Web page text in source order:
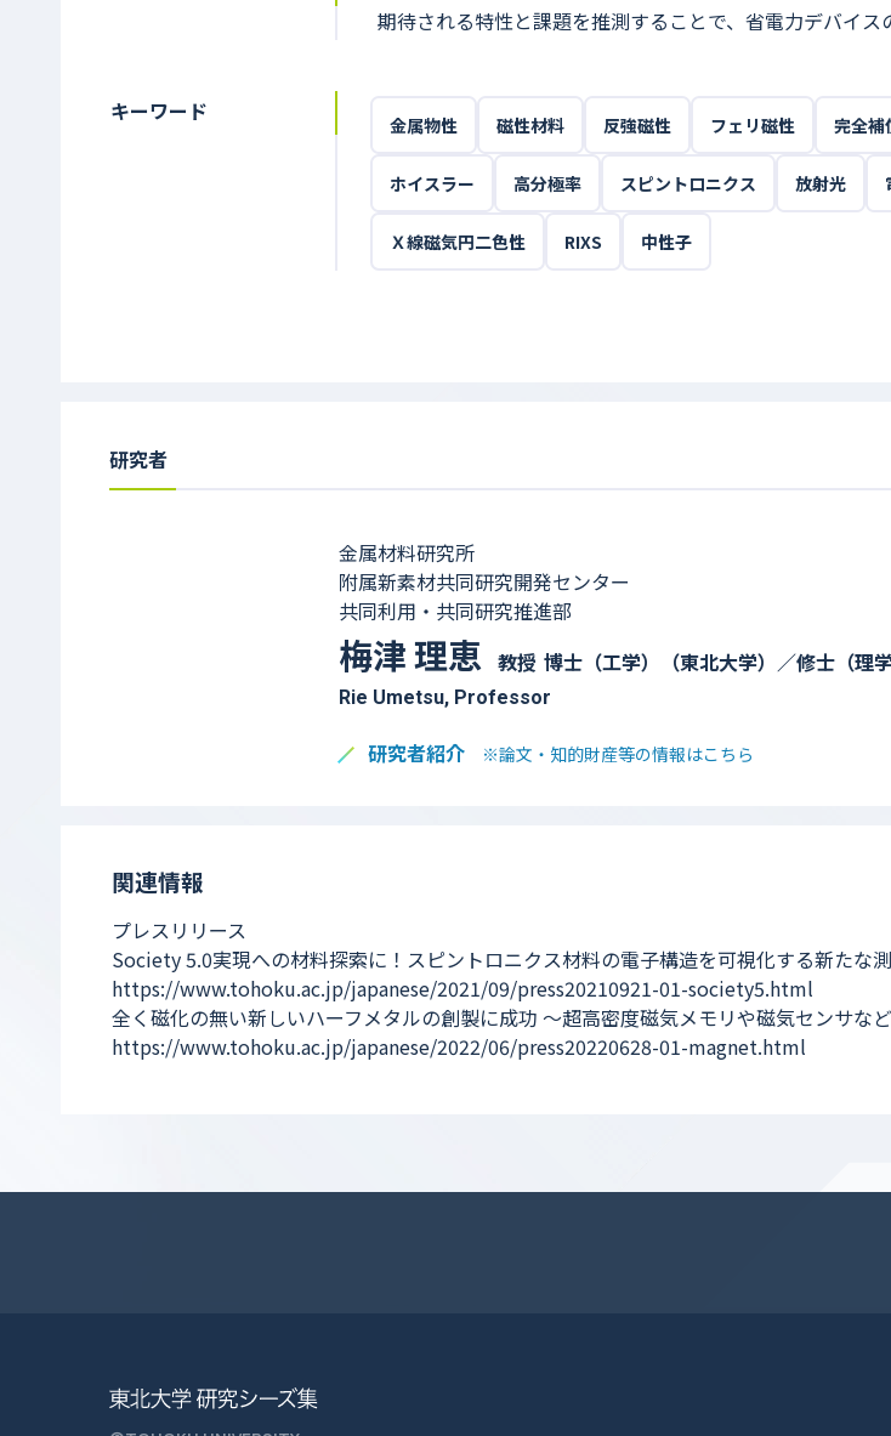
期待される特性と課題を推測することで、省電力デバイス
キーワード 金属物性 磁性材料 反強磁性 フェリ磁性 完全補
ホイスラー 高分極率 スピントロニクス 放射光
Ｘ線磁気円二色性 RIXS 中性子
研究者
金属材料研究所
附属新素材共同研究開発センター
共同利用・共同研究推進部
梅津 理恵 教授 博士（工学）（東北大学）／修士（理
Rie Umetsu, Professor
研究者紹介 ※論文・知的財産等の情報はこちら
関連情報
プレスリリース
Society 5.0実現への材料探索に！スピントロニクス材料の電子構造を可視化する新たな
https://www.tohoku.ac.jp/japanese/2021/09/press20210921-01-society5.html
全く磁化の無い新しいハーフメタルの創製に成功 ～超高密度磁気メモリや磁気センサな
https://www.tohoku.ac.jp/japanese/2022/06/press20220628-01-magnet.html